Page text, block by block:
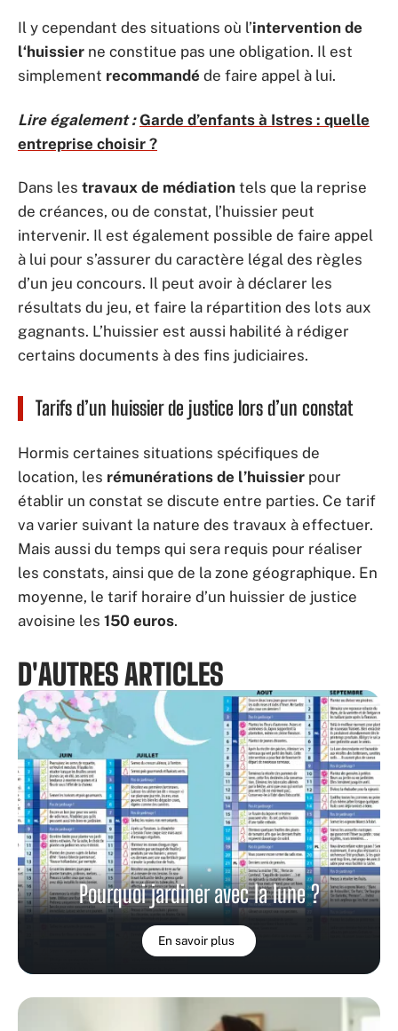
Il y cependant des situations où l’intervention de
l‘huissier ne constitue pas une obligation. Il est
simplement recommandé de faire appel à lui.
Lire également : Garde d’enfants à Istres : quelle
entreprise choisir ?
Dans les travaux de médiation tels que la reprise
de créances, ou de constat, l’huissier peut
intervenir. Il est également possible de faire appel
à lui pour s’assurer du caractère légal des règles
d’un jeu concours. Il peut avoir à déclarer les
résultats du jeu, et faire la répartition des lots aux
gagnants. L’huissier est aussi habilité à rédiger
certains documents à des fins judiciaires.
Tarifs d’un huissier de justice lors d’un constat
Hormis certaines situations spécifiques de
location, les rémunérations de l’huissier pour
établir un constat se discute entre parties. Ce tarif
va varier suivant la nature des travaux à effectuer.
Mais aussi du temps qui sera requis pour réaliser
les constats, ainsi que de la zone géographique. En
moyenne, le tarif horaire d’un huissier de justice
avoisine les 150 euros.
D'AUTRES ARTICLES
Pourquoi jardiner avec la lune ?
En savoir plus